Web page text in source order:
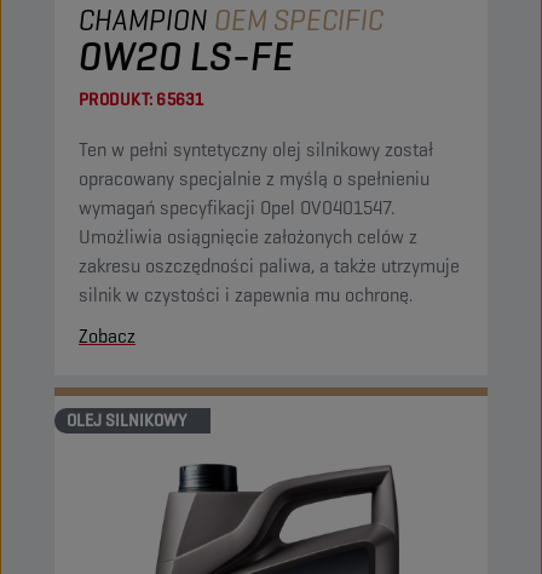
CHAMPION OEM SPECIFIC
0W20 LS-FE
PRODUKT: 65631
Ten w pełni syntetyczny olej silnikowy został
opracowany specjalnie z myślą o spełnieniu
wymagań specyfikacji Opel OV0401547.
Umożliwia osiągnięcie założonych celów z
zakresu oszczędności paliwa, a także utrzymuje
silnik w czystości i zapewnia mu ochronę.
Zobacz
OLEJ SILNIKOWY